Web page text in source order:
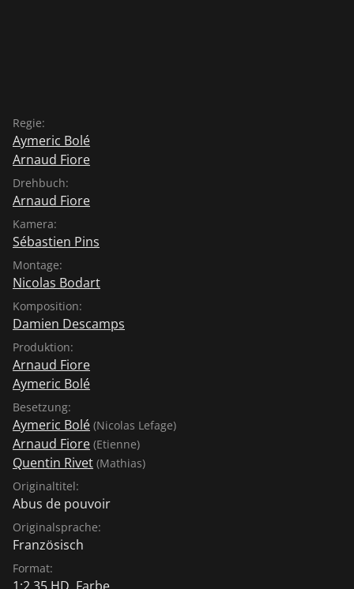
Regie:
Aymeric Bolé
Arnaud Fiore
Drehbuch:
Arnaud Fiore
Kamera:
Sébastien Pins
Montage:
Nicolas Bodart
Komposition:
Damien Descamps
Produktion:
Arnaud Fiore
Aymeric Bolé
Besetzung:
Aymeric Bolé (Nicolas Lefage)
Arnaud Fiore (Etienne)
Quentin Rivet (Mathias)
Originaltitel:
Abus de pouvoir
Originalsprache:
Französisch
Format: